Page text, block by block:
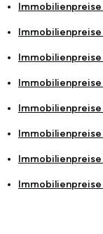
Immobilienpreise
Immobilienpreise
Immobilienpreise
Immobilienpreise
Immobilienpreise
Immobilienpreise
Immobilienpreise
Immobilienpreise